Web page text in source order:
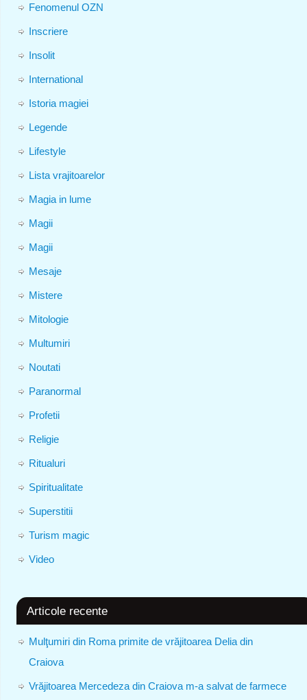
Fenomenul OZN
Inscriere
Insolit
International
Istoria magiei
Legende
Lifestyle
Lista vrajitoarelor
Magia in lume
Magii
Magii
Mesaje
Mistere
Mitologie
Multumiri
Noutati
Paranormal
Profetii
Religie
Ritualuri
Spiritualitate
Superstitii
Turism magic
Video
Articole recente
Mulţumiri din Roma primite de vrăjitoarea Delia din
Craiova
Vrăjitoarea Mercedeza din Craiova m-a salvat de farmece